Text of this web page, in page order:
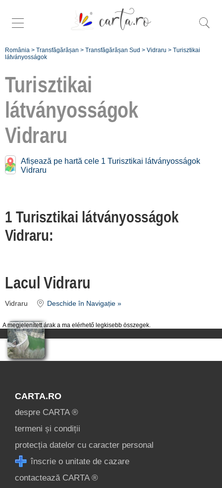
România > Transfăgărășan > Transfăgărășan Sud > Vidraru > Turisztikai
látványosságok
Turisztikai
látványosságok
Vidraru
Afișează pe hartă cele 1 Turisztikai látványosságok
Vidraru
A megjelenített árak a ma elérhető legkisebb összegek.
1 Turisztikai látványosságok
Vidraru:
Lacul Vidraru
Vidraru Deschide în Navigație »
o unitate de
cazare
despre C A
condiții
contact
CARTA.RO
despre CARTA ®
termeni și condiții
protecția datelor cu caracter personal
înscrie o unitate de cazare
contactează CARTA ®